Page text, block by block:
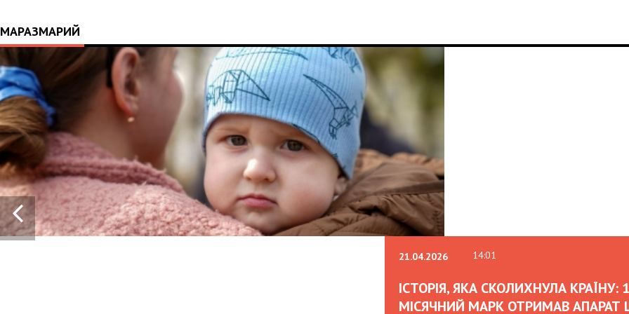
МАРАЗМАРИЙ
21.04.2026 14:01
ІСТОРІЯ, ЯКА СКОЛИХНУЛА КРАЇНУ:
МІСЯЧНИЙ МАРК ОТРИМАВ АПАРАТ